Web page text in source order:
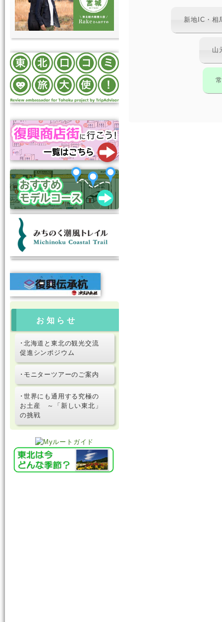
お知らせ
･北海道と東北の観光交流
促進シンポジウム
･モニターツアーのご案内
･世界にも通用する究極の
お土産 ～「新しい東北」
の挑戦
新地IC・相
山